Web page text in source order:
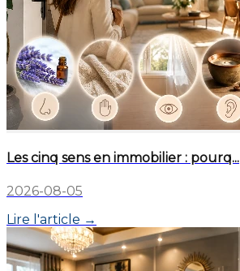
Les cinq sens en immobilier : pourq...
2026-08-05
Lire l'article →